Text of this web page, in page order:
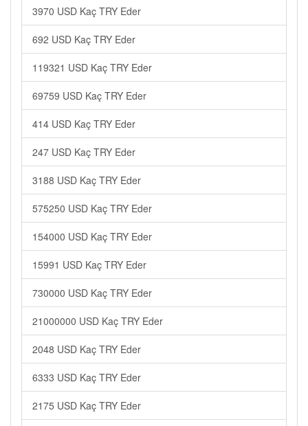
3970 USD Kaç TRY Eder
692 USD Kaç TRY Eder
119321 USD Kaç TRY Eder
69759 USD Kaç TRY Eder
414 USD Kaç TRY Eder
247 USD Kaç TRY Eder
3188 USD Kaç TRY Eder
575250 USD Kaç TRY Eder
154000 USD Kaç TRY Eder
15991 USD Kaç TRY Eder
730000 USD Kaç TRY Eder
21000000 USD Kaç TRY Eder
2048 USD Kaç TRY Eder
6333 USD Kaç TRY Eder
2175 USD Kaç TRY Eder